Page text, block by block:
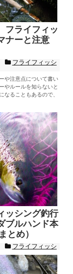
フライフィッ
ナーと注意
フライフィッシ
や注意点について書い
やルールを知らないと
なることもあるので、
う。
ッシング釣行
ルハンド本
とめ）
フライフィッシ
釣行ブログです。ダブ
トフライの釣りが中心